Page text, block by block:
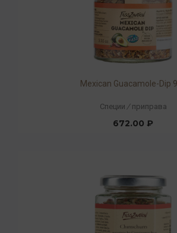
Mexican Guacamole-Dip
Специи / приправа
672.00 ₽